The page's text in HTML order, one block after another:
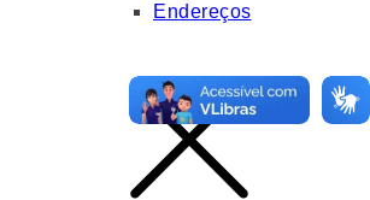
Endereços